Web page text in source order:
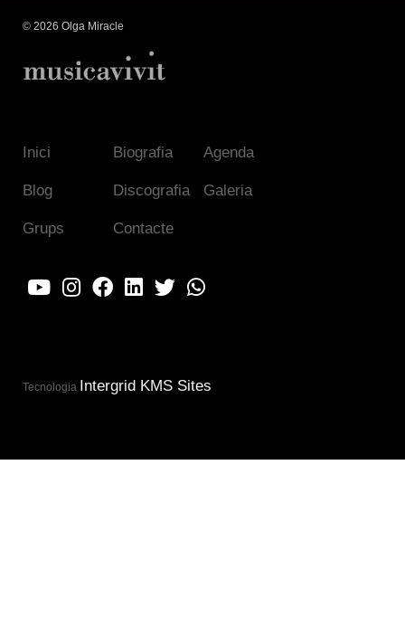
© 2026 Olga Miracle
Inici Biografia Agenda
Blog Discografia Galeria
Grups Contacte
Tecnologia Intergrid KMS Sites